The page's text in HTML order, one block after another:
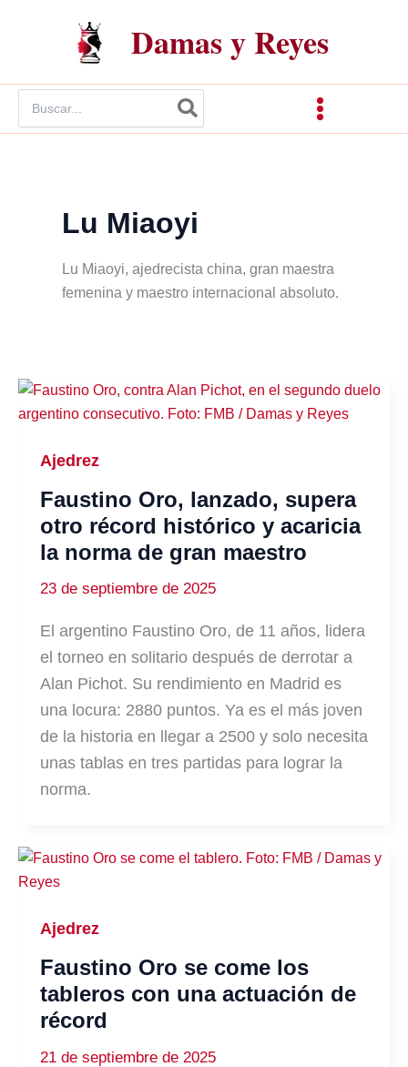
Damas y Reyes
por:
Lu Miaoyi
Lu Miaoyi, ajedrecista china, gran maestra
femenina y maestro internacional absoluto.
Ajedrez
Faustino Oro, lanzado, supera
otro récord histórico y acaricia
la norma de gran maestro
23 de septiembre de 2025
El argentino Faustino Oro, de 11 años, lidera
el torneo en solitario después de derrotar a
Alan Pichot. Su rendimiento en Madrid es
una locura: 2880 puntos. Ya es el más joven
de la historia en llegar a 2500 y solo necesita
unas tablas en tres partidas para lograr la
norma.
Ajedrez
Faustino Oro se come los
tableros con una actuación de
récord
21 de septiembre de 2025